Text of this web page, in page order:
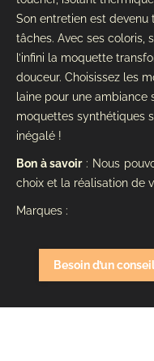
Son entretien est
tâches. Avec ses coloris,
l’infini la moquette
douceur. Choisissez les
laine pour une ambiance
moquettes synthétiques
inégalé !
Bon à savoir: Nous
choix et la réalisation de
Marques :
Besoin d’un